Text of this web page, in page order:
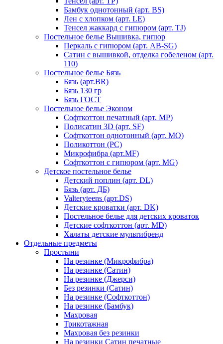
Бамбук однотонный (арт. BS)
Лен с хлопком (арт. LE)
Тенсел жаккард с гипюром (арт. TJ)
Постельное белье Вышивка, гипюр
Перкаль с гипюром (арт. AB-SG)
Сатин с вышивкой, отделка гобеленом (арт.
110)
Постельное белье Бязь
Бязь (арт.BR)
Бязь 130 гр
Бязь ГОСТ
Постельное белье Эконом
Софткоттон печатный (арт. MР)
Полисатин 3D (арт. SF)
Софткоттон однотонный (арт. MO)
Поликоттон (PC)
Микрофибра (арт.MF)
Софткоттон с гипюром (арт. MG)
Детское постельное белье
Детский поплин (арт. DL)
Бязь (арт. ДБ)
Valteryteens (арт.DS)
Детские кроватки (арт. DK)
Постельное белье для детских кроваток
Детские софткоттон (арт. MD)
Халаты детские мультибренд
Отдельные предметы
Простыни
На резинке (Микрофибра)
На резинке (Сатин)
На резинке (Джерси)
Без резинки (Сатин)
На резинке (Софткоттон)
На резинке (Бамбук)
Махровая
Трикотажная
Махровая без резинки
На резинки Сатин печатные